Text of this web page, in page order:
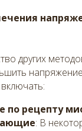
других
по рецепту
: В